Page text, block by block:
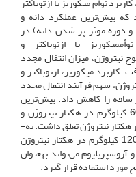
که بیش‌ترین عملکرد دانه و
دوره موثر پر شدن دانه) در
با ازتوباکتر و
میزان انتقال مجدد
میکوریز، ازتوباکتر و
هکتار نیتروژن، سهم فرآیند انتقال مجدد
ساقه را کاهش داد. بیش‌ترین
کارایی مصرف نیتروژن به سطح کودی 60 کیلوگرم در هکتار نیتروژن و
کم‌ترین آن به سطح کودی 120 کیلوگرم در هکتار نیتروژن تعلق داشت. به­
طور کلی، نتایج این تحقیق نشان داد که120 کیلوگرم در هکتار نیتروژن
آزوسپریلیوم می‌تواند به­عنوان
مورد استفاده قرار گیرد.